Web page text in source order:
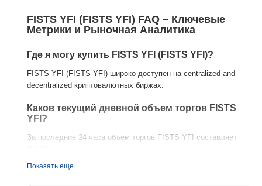
FISTS YFI (FISTS YFI) FAQ – Ключевые
Метрики и Рыночная Аналитика
Где я могу купить FISTS YFI (FISTS YFI)?
FISTS YFI (FISTS YFI) широко доступен на centralized and
decentralized криптовалютных биржах.
Каков текущий дневной объем торгов FISTS
YFI?
За последние 24 часа объем торгов FISTS YFI составляет
Какова история ценового диапазона FISTS
Показать еще